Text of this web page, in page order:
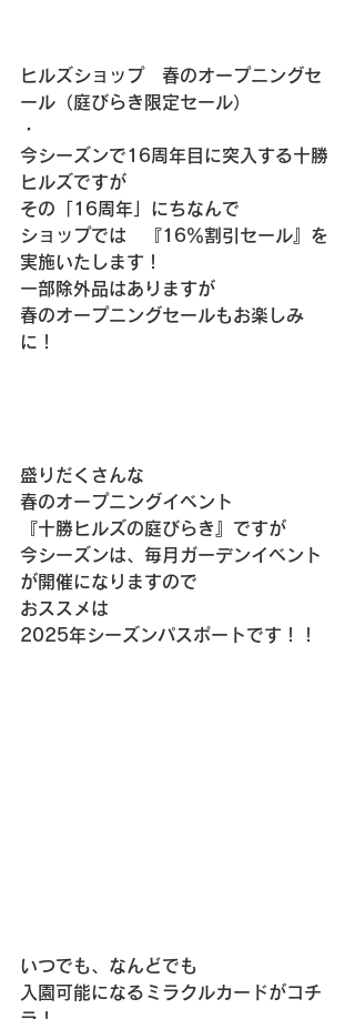
ヒルズショップ　春のオープニングセ
ール（庭びらき限定セール）
・
今シーズンで16周年目に突入する十勝
ヒルズですが
その「16周年」にちなんで
ショップでは　『16％割引セール』を
実施いたします！
一部除外品はありますが
春のオープニングセールもお楽しみ
に！
盛りだくさんな
春のオープニングイベント
『十勝ヒルズの庭びらき』ですが
今シーズンは、毎月ガーデンイベント
が開催になりますので
おススメは
2025年シーズンパスポートです！！
いつでも、なんどでも
入園可能になるミラクルカードがコチ